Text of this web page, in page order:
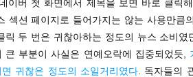
이버 첫 화면에서 제목을 보면 바로 클릭
섹션 페이지로 들어가지는 않는 사용만큼
릭 두 번은 귀찮아하는 정도의 뉴스 소비
큰 부분이 사실은 연예오락에 집중되었듯,
면 귀찮은 정도의 소일거리였다. 독자들의